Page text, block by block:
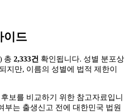
이드
총 2,333건 확인됩니다. 성별 분포상
지만, 이름의 성별에 법적 제한이
보를 비교하기 위한 참고자료입니
부는 출생신고 전에 대한민국 법원